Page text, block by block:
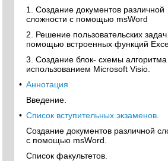
1. Создание документов различной
сложности с помощью msWord
2. Решение пользовательских
помощью встроенных функций
3. Создание блок- схемы алгоритма
использованием Microsoft Visio.
• Аннотация
Введение.
• Список вступительных экзаменов.
Создание документов различной
с помощью msWord.
Список факультетов.